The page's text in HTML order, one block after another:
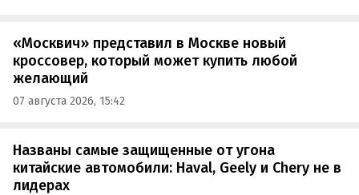
«Москвич» представил в Москве новый
кроссовер, который может купить любой
желающий
07 августа 2026, 15:42
Названы самые защищенные от угона
китайские автомобили: Haval, Geely и Chery не в
лидерах